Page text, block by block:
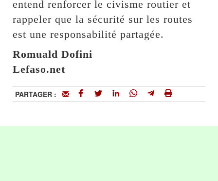
entend renforcer le civisme routier et
rappeler que la sécurité sur les routes
est une responsabilité partagée.
Romuald Dofini
Lefaso.net
PARTAGER :